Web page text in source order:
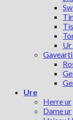
Ur
Ure
Herre ur
Dame ur